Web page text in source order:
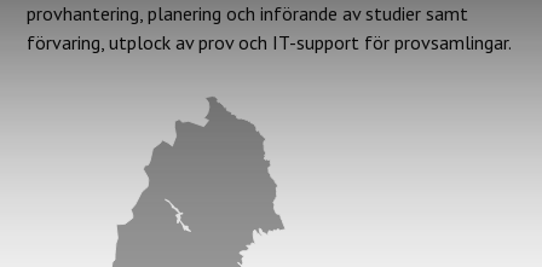
provhantering, planering och införande av studier samt
förvaring, utplock av prov och IT-support för provsamlingar.